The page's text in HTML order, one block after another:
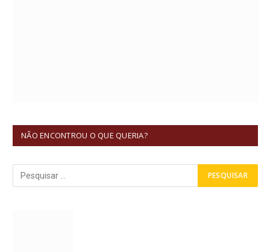
NÃO ENCONTROU O QUE QUERIA?